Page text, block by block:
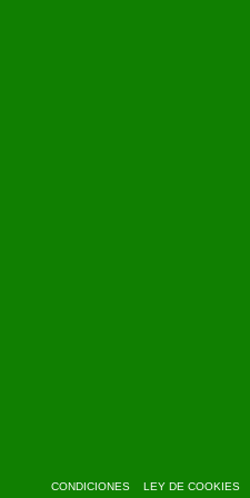
CONDICIONES LEY DE COOKIES